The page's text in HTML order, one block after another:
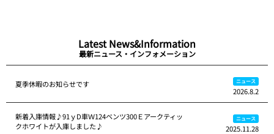
Latest News&Information
最新ニュース・インフォメーション
夏季休暇のお知らせです ニュース
2026.8.2
新着入庫情報♪91ｙD車Ｗ124ベンツ300Ｅアークティッ
クホワイトが入庫しました♪
ニュース
2025.11.28